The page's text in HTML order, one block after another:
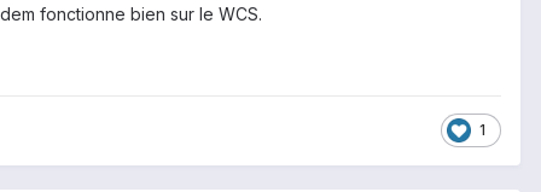
fonctionne bien sur le WCS.
1